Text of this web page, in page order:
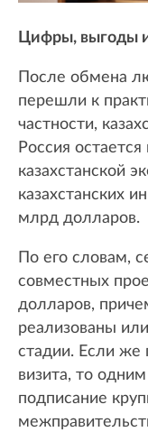
Цифры, выгоды
После обмена
перешли к
частности,
Россия
казахстанской
казахстанских
млрд долларов.
По его словам,
совместных
долларов,
реализованы
стадии. Если же
визита, то
подписание